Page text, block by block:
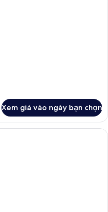
Xem giá vào ngày bạn chọn
Bộ đồ giường kháng dị ứng,